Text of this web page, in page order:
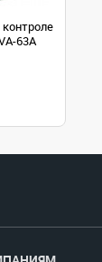
DigiTOP VA-63A